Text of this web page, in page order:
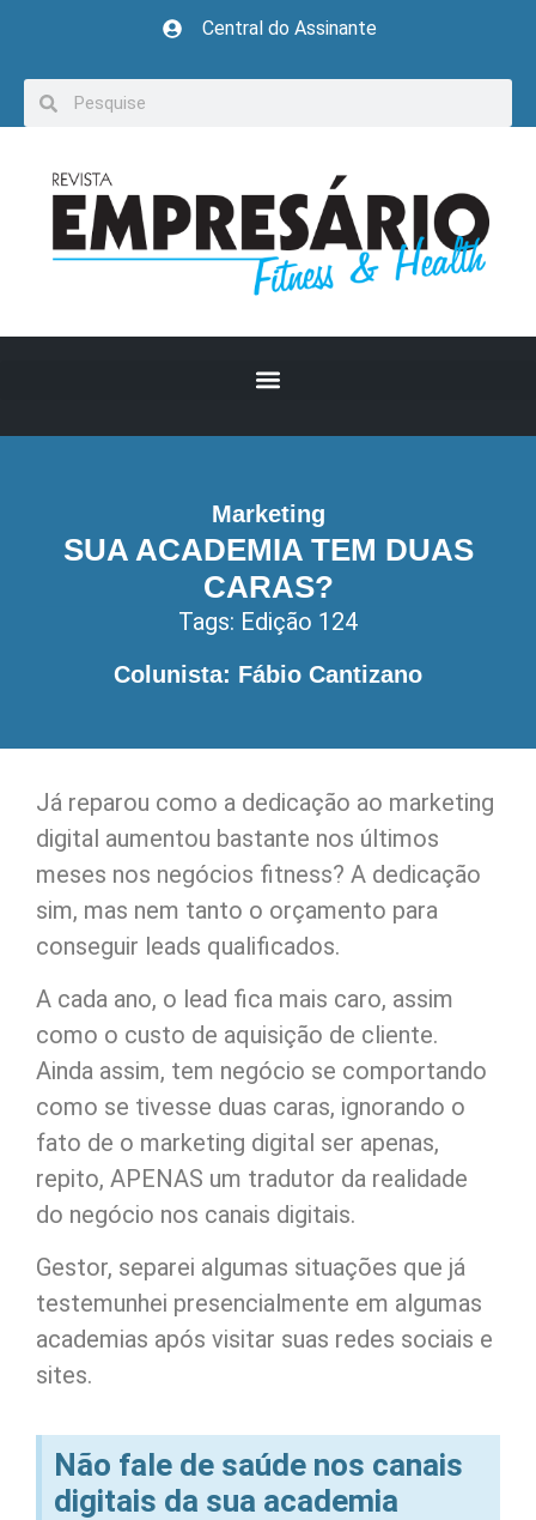
Central do Assinante
Marketing
SUA ACADEMIA TEM DUAS
CARAS?
Tags: Edição 124
Colunista: Fábio Cantizano
Já reparou como a dedicação ao marketing
digital aumentou bastante nos últimos
meses nos negócios fitness? A dedicação
sim, mas nem tanto o orçamento para
conseguir leads qualificados.
A cada ano, o lead fica mais caro, assim
como o custo de aquisição de cliente.
Ainda assim, tem negócio se comportando
como se tivesse duas caras, ignorando o
fato de o marketing digital ser apenas,
repito, APENAS um tradutor da realidade
do negócio nos canais digitais.
Gestor, separei algumas situações que já
testemunhei presencialmente em algumas
academias após visitar suas redes sociais e
sites.
Não fale de saúde nos canais
digitais da sua academia